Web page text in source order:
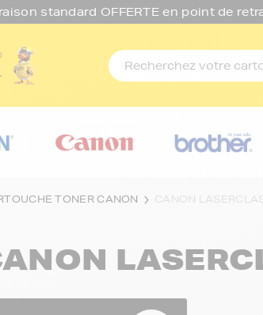
standard OFFERTE en point de
TONER CANON CANON